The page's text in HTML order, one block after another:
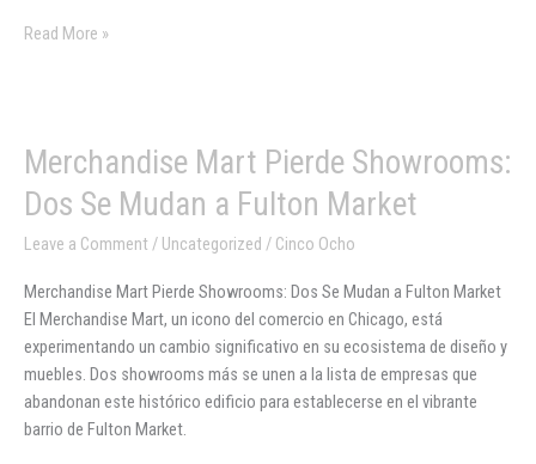
Read More »
Merchandise Mart Pierde Showrooms:
Dos Se Mudan a Fulton Market
Leave a Comment / Uncategorized / Cinco Ocho
Merchandise Mart Pierde Showrooms: Dos Se Mudan a Fulton Market
El Merchandise Mart, un icono del comercio en Chicago, está
experimentando un cambio significativo en su ecosistema de diseño y
muebles. Dos showrooms más se unen a la lista de empresas que
abandonan este histórico edificio para establecerse en el vibrante
barrio de Fulton Market.
Merchandise
Pierde
Showrooms:
Se
Mudan
a
Fulton
Market